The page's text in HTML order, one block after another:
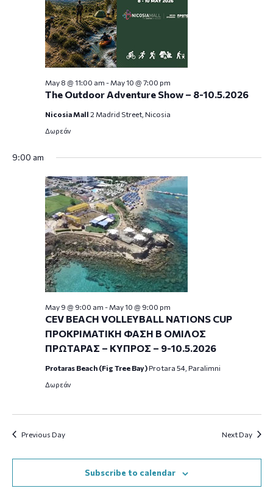
The Outdoor Adventure Show – 8-10.5.2026
May 8 @ 11:00 am - May 10 @ 7:00 pm
Nicosia Mall 2 Madrid Street, Nicosia
Δωρεάν
9:00 am
CEV BEACH VOLLEYBALL NATIONS CUP
ΠΡΟΚΡΙΜΑΤΙΚΗ ΦΑΣΗ Β ΟΜΙΛΟΣ
ΠΡΩΤΑΡΑΣ – ΚΥΠΡΟΣ – 9-10.5.2026
May 9 @ 9:00 am - May 10 @ 9:00 pm
Protaras Beach (Fig Tree Bay) Protara 54, Paralimni
Δωρεάν
Previous Day Next Day
Subscribe to calendar